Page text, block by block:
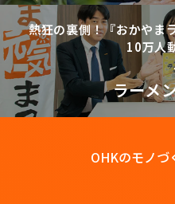
熱狂の裏側！『おかやま
10万人
ラーメ
OHKのモノづ